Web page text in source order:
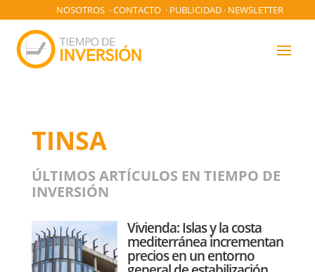
NOSOTROS ·CONTACTO · PUBLICIDAD · NEWSLETTER
TINSA
ÚLTIMOS ARTÍCULOS EN TIEMPO DE
INVERSIÓN
Vivienda: Islas y la costa
mediterránea incrementan
precios en un entorno